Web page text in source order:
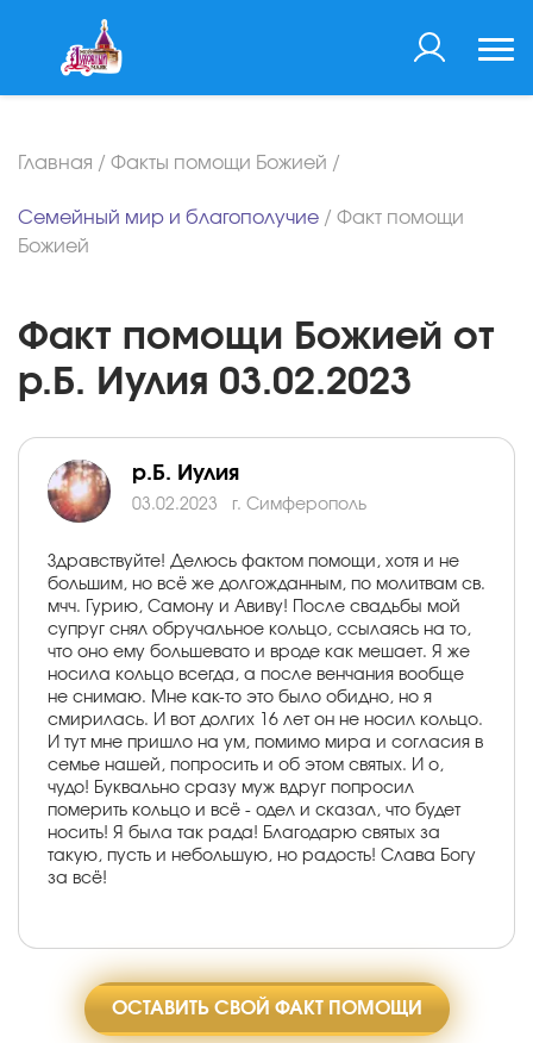
Главная / Факты помощи Божией /
Семейный мир и благополучие / Факт помощи
Божией
Факт помощи Божией от
р.Б. Иулия 03.02.2023
р.Б. Иулия
03.02.2023 г. Симферополь
Здравствуйте! Делюсь фактом помощи, хотя и не
большим, но всё же долгожданным, по молитвам св.
мчч. Гурию, Самону и Авиву! После свадьбы мой
супруг снял обручальное кольцо, ссылаясь на то,
что оно ему большевато и вроде как мешает. Я же
носила кольцо всегда, а после венчания вообще
не снимаю. Мне как-то это было обидно, но я
смирилась. И вот долгих 16 лет он не носил кольцо.
И тут мне пришло на ум, помимо мира и согласия в
семье нашей, попросить и об этом святых. И о,
чудо! Буквально сразу муж вдруг попросил
померить кольцо и всё - одел и сказал, что будет
носить! Я была так рада! Благодарю святых за
такую, пусть и небольшую, но радость! Слава Богу
за всё!
ОСТАВИТЬ СВОЙ ФАКТ ПОМОЩИ